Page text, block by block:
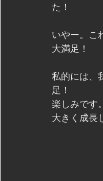
た！
いやー。こ
大満足！
私的には、
足！
楽しみです。
大きく成長